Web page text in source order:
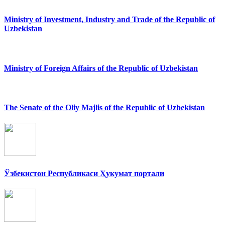
Ministry of Investment, Industry and Trade of the Republic of
Uzbekistan
Ministry of Foreign Affairs of the Republic of Uzbekistan
The Senate of the Oliy Majlis of the Republic of Uzbekistan
Ўзбекистон Республикаси Ҳукумат портали